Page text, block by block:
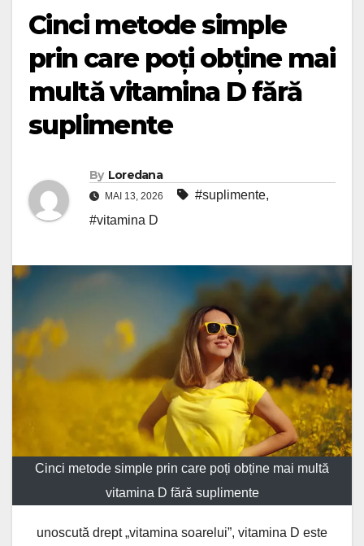
Cinci metode simple
prin care poți obține mai
multă vitamina D fără
suplimente
By Loredana
MAI 13, 2026 #suplimente,
#vitamina D
Cinci metode simple prin care poți obține mai multă
vitamina D fără suplimente
unoscută drept „vitamina soarelui”, vitamina D este